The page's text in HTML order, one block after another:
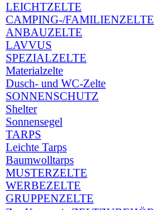
LEICHTZELTE
CAMPING-/FAMILIENZELTE
ANBAUZELTE
LAVVUS
SPEZIALZELTE
Materialzelte
Dusch- und WC-Zelte
SONNENSCHUTZ
Shelter
Sonnensegel
TARPS
Leichte Tarps
Baumwolltarps
MUSTERZELTE
WERBEZELTE
GRUPPENZELTE